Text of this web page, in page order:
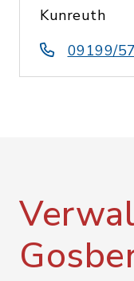
Kunreuth
09199/